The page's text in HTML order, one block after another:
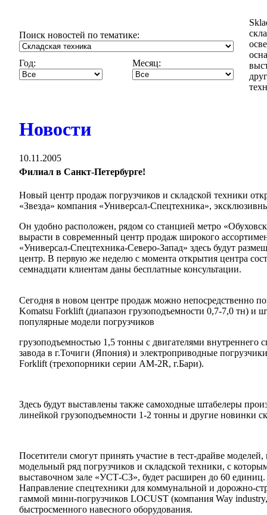
Поиск новостей по тематике:
Год: Месяц:
Новости
10.11.2005
Филиал в Санкт-Петербурге!
Новый центр продаж погрузчиков и складской техники
«Звезда» компания «Универсал-Спецтехника»,
Он удобно расположен, рядом со станцией метро
вырасти в современный центр продаж широкого
«Универсал-Спецтехника-Северо-Запад» здесь будут
центр. В первую же неделю с момента открытия центра
семнадцати клиентам даны бесплатные консультации.
Сегодня в новом центре продаж можно непосредственно
Komatsu Forklift (диапазон грузоподъемности 0,7-7,0 тн) и
популярные модели погрузчиков
грузоподъемностью 1,5 тонны с двигателями
завода в г.Точиги (Япония) и электроприводные
Forklift (трехопорники серии АМ-2R, г.Бари).
Здесь будут выставлены также самоходные штабелеры
линейкой грузоподъемности 1-2 тонны и другие новинки
Посетители смогут принять участие в тест-драйве
модельный ряд погрузчиков и складской техники, с
выставочном зале «УСТ-СЗ», будет расширен до 60 единиц.
Направление спецтехники для коммунальной и дорожно-
гаммой мини-погрузчиков LOCUST (компания Way
быстросменного навесного оборудования.